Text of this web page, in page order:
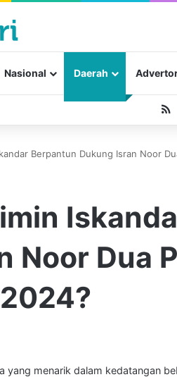
Nasional Daerah
Berpantun Dukung Isran Noor
Noor Dua
yang menarik dalam kedatangan